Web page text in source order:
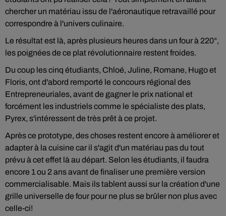
chercher un matériau issu de l'aéronautique retravaillé pour
correspondre à l'univers culinaire.
Le résultat est là, après plusieurs heures dans un four à 220°,
les poignées de ce plat révolutionnaire restent froides.
Du coup les cinq étudiants, Chloé, Juline, Romane, Hugo et
Floris, ont d'abord remporté le concours régional des
Entrepreneuriales, avant de gagner le prix national et
forcément les industriels comme le spécialiste des plats,
Pyrex, s'intéressent de très prêt à ce projet.
Après ce prototype, des choses restent encore à améliorer et
adapter à la cuisine car il s'agit d'un matériau pas du tout
prévu à cet effet là au départ. Selon les étudiants, il faudra
encore 1 ou 2 ans avant de finaliser une première version
commercialisable. Mais ils tablent aussi sur la création d'une
grille universelle de four pour ne plus se brûler non plus avec
celle-ci!